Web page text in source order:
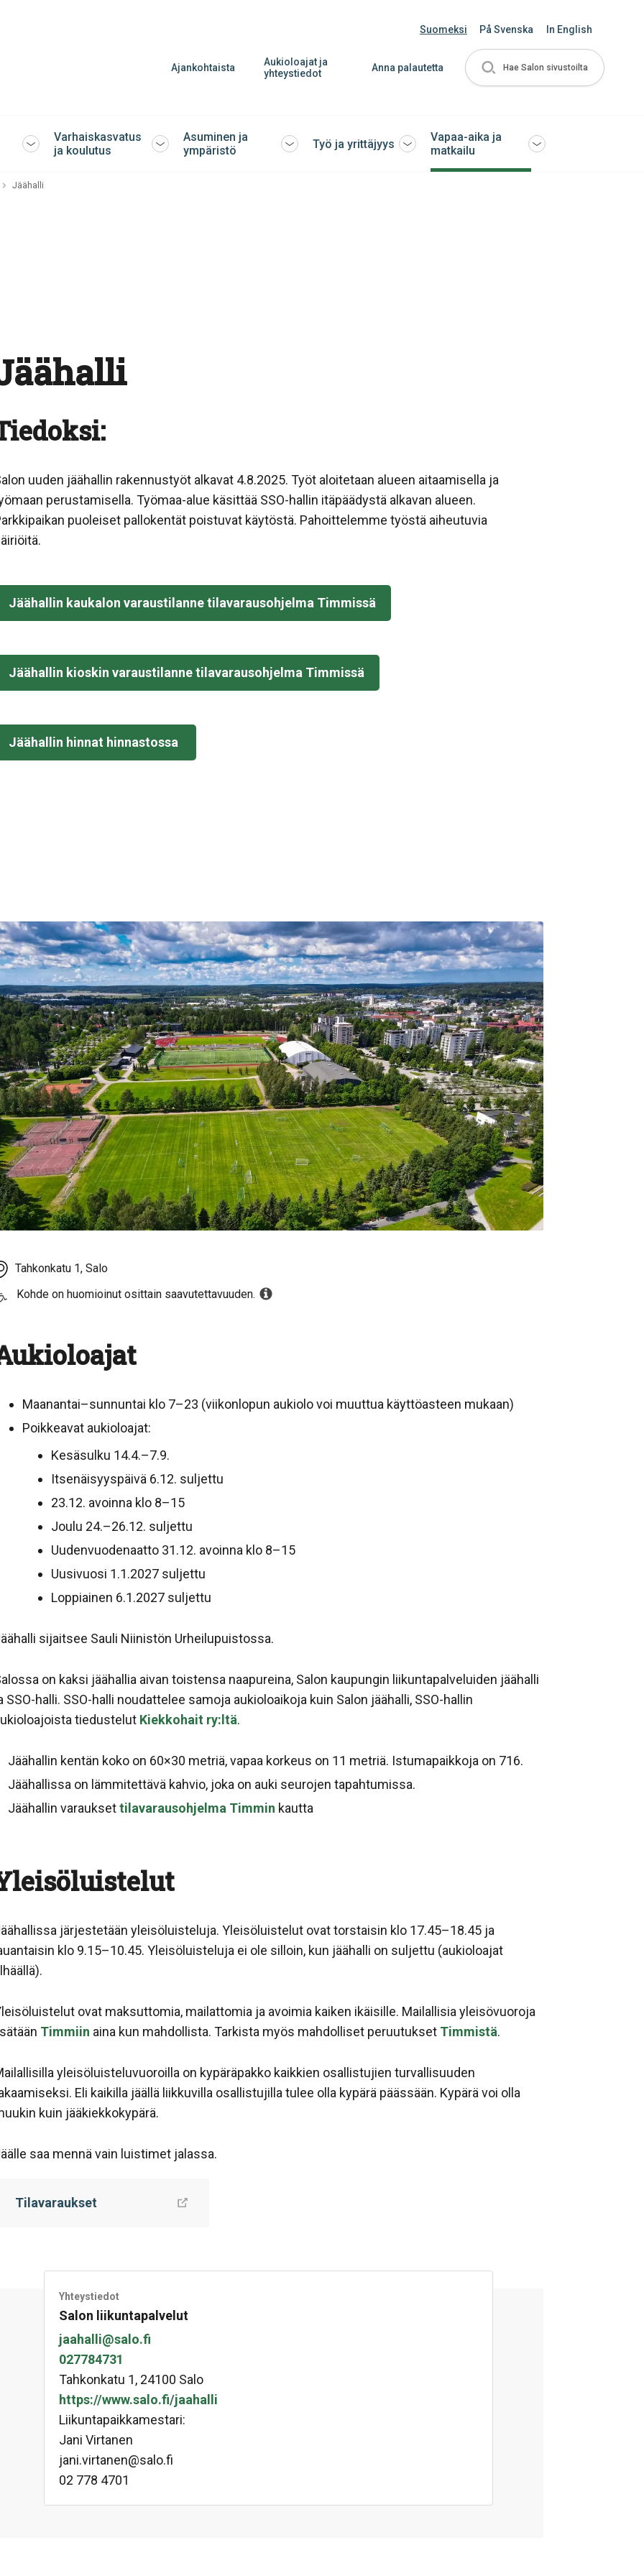
Suomeksi På Svenska In English
Ajankohtaista
Aukioloajat ja
yhteystiedot
Anna palautetta Hae Salon sivustoilta
Avaa
sulje
Varhaiskasvatus
ja koulutus
Avaa
Asuminen ja
ympäristö
Avaa
Työ ja yrittäjyys Avaa
Vapaa-aika ja
matkailu
Avaa
Jäähalli
uuden jäähallin rakennustyöt alkavat 4.8.2025. Työt aloitetaan alueen aitaamisella ja
perustamisella. Työmaa-alue käsittää SSO-hallin itäpäädystä alkavan alueen.
puoleiset pallokentät poistuvat käytöstä. Pahoittelemme työstä aiheutuvia
Jäähallin kaukalon varaustilanne tilavarausohjelma Timmissä
Jäähallin kioskin varaustilanne tilavarausohjelma Timmissä
Jäähallin hinnat hinnastossa
Tahkonkatu 1, Salo
Kohde on huomioinut osittain saavutettavuuden.
Maanantai–sunnuntai klo 7–23 (viikonlopun aukiolo voi muuttua käyttöasteen mukaan)
Poikkeavat aukioloajat:
Kesäsulku 14.4.–7.9.
Itsenäisyyspäivä 6.12. suljettu
23.12. avoinna klo 8–15
Joulu 24.–26.12. suljettu
Uudenvuodenaatto 31.12. avoinna klo 8–15
Uusivuosi 1.1.2027 suljettu
Loppiainen 6.1.2027 suljettu
sijaitsee Sauli Niinistön Urheilupuistossa.
on kaksi jäähallia aivan toistensa naapureina, Salon kaupungin liikuntapalveluiden jäähalli
SSO-halli. SSO-halli noudattelee samoja aukioloaikoja kuin Salon jäähalli, SSO-hallin
tiedustelut Kiekkohait ry:ltä.
Jäähallin kentän koko on 60×30 metriä, vapaa korkeus on 11 metriä. Istumapaikkoja on 716.
Jäähallissa on lämmitettävä kahvio, joka on auki seurojen tapahtumissa.
Jäähallin varauksettilavarausohjelma Timmin kautta
järjestetään yleisöluisteluja. Yleisöluistelut ovat torstaisin klo 17.45–18.45 ja
klo 9.15–10.45. Yleisöluisteluja ei ole silloin, kun jäähalli on suljettu (aukioloajat
ovat maksuttomia, mailattomia ja avoimia kaiken ikäisille. Mailallisia yleisövuoroja
Timmiin aina kun mahdollista. Tarkista myös mahdolliset peruutukset Timmistä.
yleisöluisteluvuoroilla on kypäräpakko kaikkien osallistujien turvallisuuden
Eli kaikilla jäällä liikkuvilla osallistujilla tulee olla kypärä päässään. Kypärä voi olla
kuin jääkiekkokypärä.
saa mennä vain luistimet jalassa.
Tilavaraukset
Yhteystiedot
Salon liikuntapalvelut
jaahalli@salo.fi
027784731
Tahkonkatu 1, 24100 Salo
https://www.salo.fi/jaahalli
Liikuntapaikkamestari:
Jani Virtanen
jani.virtanen@salo.fi
02 778 4701